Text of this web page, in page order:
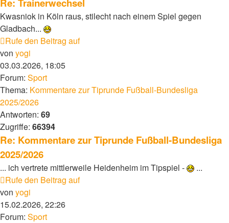
Kwasniok in Köln raus, stilecht nach einem Spiel gegen
Gladbach...
Rufe den Beitrag auf
von yogi
03.03.2026, 18:05
Forum: Sport
Thema: Kommentare zur Tiprunde Fußball-Bundesliga
2025/2026
Antworten: 69
Zugriffe: 66394
Re: Kommentare zur Tiprunde Fußball-Bundesliga
2025/2026
... ich vertrete mittlerweile Heidenheim im Tipspiel -
...
Rufe den Beitrag auf
von yogi
15.02.2026, 22:26
Forum: Sport